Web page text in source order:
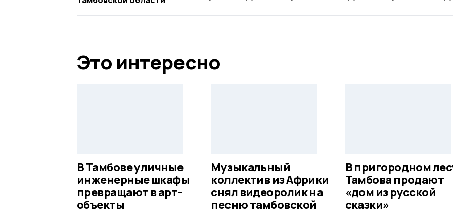
Это интересно
В Тамбове уличные
инженерные шкафы
превращают в арт-
объекты
Музыкальный
коллектив из Африки
снял видеоролик на
песню тамбовской
В пригородном
Тамбова продают
«дом из русской
сказки»